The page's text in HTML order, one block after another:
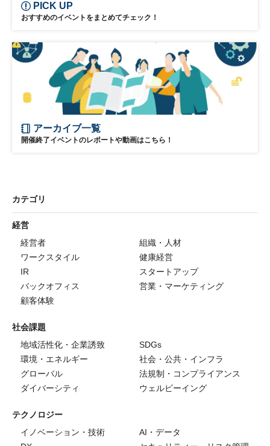
PICK UP
おすすめのイベントをまとめてチェック！
アーカイブ一覧
開催終了イベントのレポートや動画はこちら！
カテゴリ
経営
経営者
組織・人材
ワークスタイル
健康経営
IR
スタートアップ
バックオフィス
営業・マーケティング
顧客体験
社会課題
地域活性化・企業誘致
SDGs
環境・エネルギー
社会・公共・インフラ
グローバル
法規制・コンプライアンス
ダイバーシティ
ウェルビーイング
テクノロジー
イノベーション・技術
AI・データ